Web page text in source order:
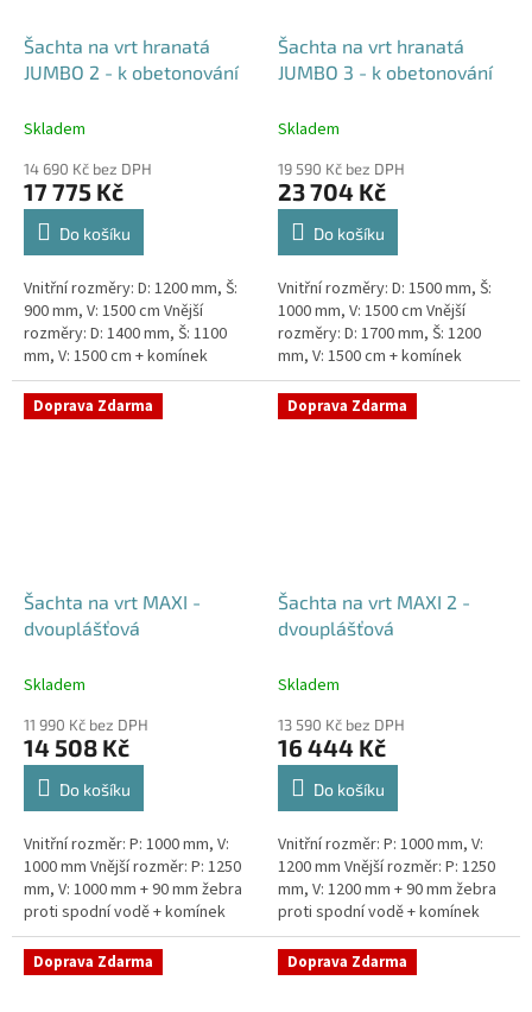
Šachta na vrt hranatá
JUMBO 2 - k obetonování
Skladem
14 690 Kč bez DPH
17 775 Kč
Do košíku
Vnitřní rozměry: D: 1200 mm, Š:
900 mm, V: 1500 cm Vnější
rozměry: D: 1400 mm, Š: 1100
mm, V: 1500 cm + komínek
Šachta na vrt k obetonování -
vhodná pod parkovací...
Šachta na vrt hranatá
JUMBO 3 - k obetonování
Skladem
19 590 Kč bez DPH
23 704 Kč
Do košíku
Vnitřní rozměry: D: 1500 mm, Š:
1000 mm, V: 1500 cm Vnější
rozměry: D: 1700 mm, Š: 1200
mm, V: 1500 cm + komínek
Šachta na vrt k obetonování -
vhodná pod parkovací...
Doprava Zdarma
Šachta na vrt MAXI -
dvouplášťová
Skladem
11 990 Kč bez DPH
14 508 Kč
Do košíku
Vnitřní rozměr: P: 1000 mm, V:
1000 mm Vnější rozměr: P: 1250
mm, V: 1000 mm + 90 mm žebra
proti spodní vodě + komínek
Dvouplášťová vodoměrná šachta
- vhodná do míst...
Doprava Zdarma
Šachta na vrt MAXI 2 -
dvouplášťová
Skladem
13 590 Kč bez DPH
16 444 Kč
Do košíku
Vnitřní rozměr: P: 1000 mm, V:
1200 mm Vnější rozměr: P: 1250
mm, V: 1200 mm + 90 mm žebra
proti spodní vodě + komínek
Dvouplášťová vodoměrná šachta
- vhodná do míst...
Doprava Zdarma Doprava Zdarma